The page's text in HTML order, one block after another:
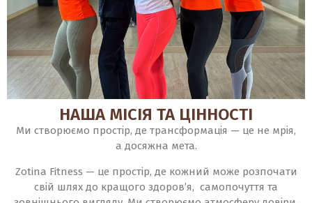
НАША МІСІЯ ТА ЦІННОСТІ
Ми створюємо простір, де трансформація — це не мрія,
а досяжна мета.
Zotina Fitness — це простір, де кожний може розпочати
свій шлях до кращого здоров’я, самопочуття та